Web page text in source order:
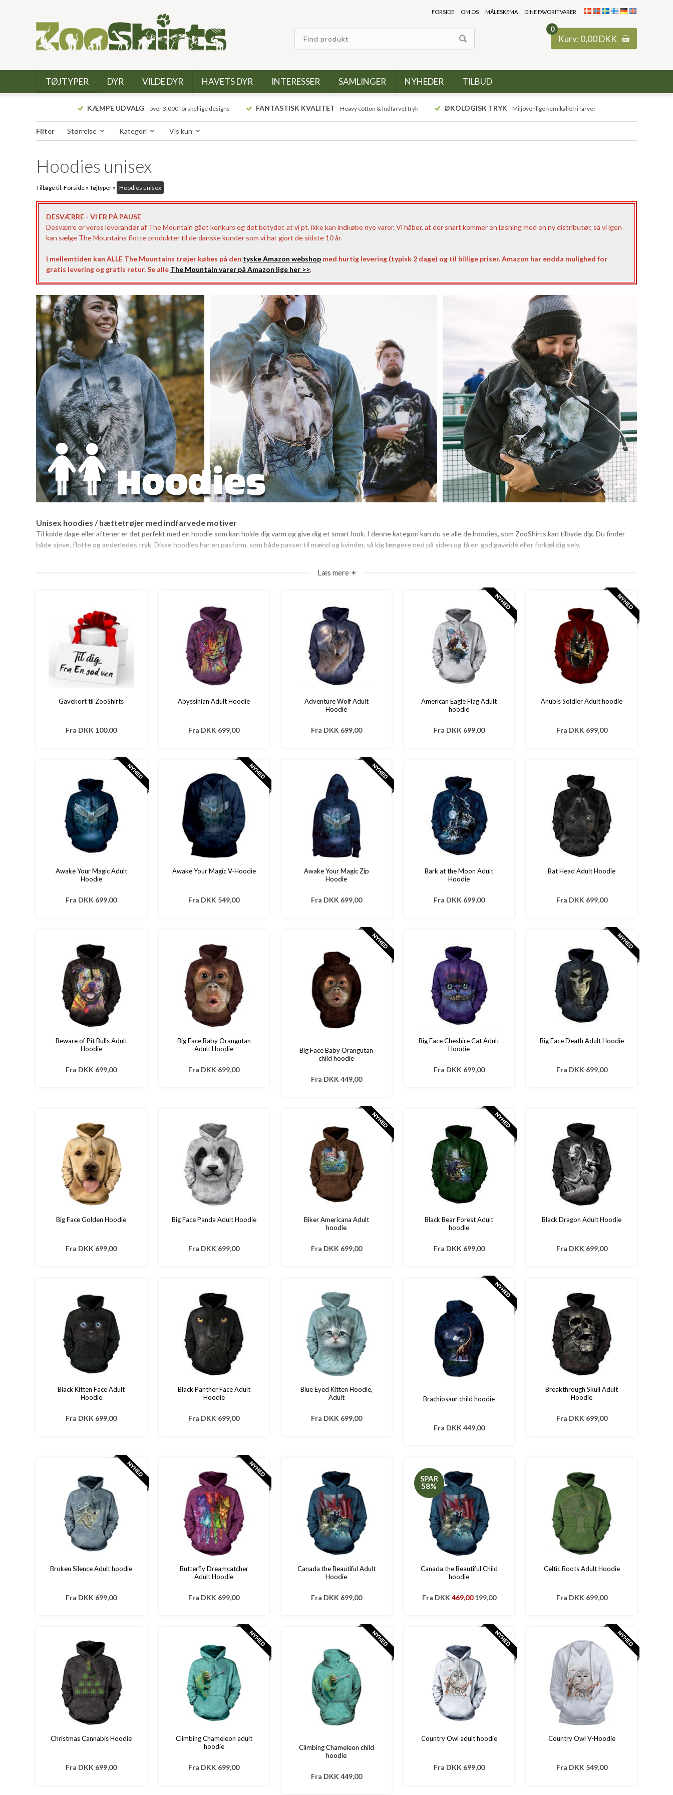
0
Kurv: 0,00DKK
FORSIDE OM OS MÅLESKEMA DINE FAVORITVARER
TØJTYPER DYR VILDE DYR HAVETS DYR INTERESSER SAMLINGER NYHEDER TILBUD
KÆMPE UDVALG over 3.000 forskellige designs FANTASTISK KVALITET Heavy cotton & indfarvet tryk ØKOLOGISK TRYK Miljøvenlige kemikaliefri farver
Filter Størrelse Kategori Vis kun
Hoodies unisex
Tilbage til:Forside » Tøjtyper » Hoodies unisex
DESVÆRRE - VI ER PÅ PAUSE
Desværre er vores leverandør af The Mountain gået konkurs og det betyder, at vi pt. ikke kan indkøbe nye varer. Vi håber, at der snart kommer en løsning med en ny distributør, så vi igen
kan sælge The Mountains flotte produkter til de danske kunder som vi har gjort de sidste 10 år.
I mellemtiden kan ALLE The Mountains trøjer købes på den tyske Amazon webshop med hurtig levering (typisk 2 dage) og til billige priser. Amazon har endda mulighed for
gratis levering og gratis retur. Se alle The Mountain varer på Amazon lige her >>.
Unisex hoodies / hættetrøjer med indfarvede motiver
Til kolde dage eller aftener er det perfekt med en hoodie som kan holde dig varm og give dig et smart look. I denne kategori kan du se alle de hoodies, som ZooShirts kan tilbyde dig. Du finder
både sjove, flotte og anderledes tryk. Disse hoodies har en pasform, som både passer til mænd og kvinder, så kig længere ned på siden og få en god gaveidé eller forkæl dig selv.
Læs mere +
Gavekort til ZooShirts
Fra DKK 100,00
Abyssinian Adult Hoodie
Fra DKK 699,00
Adventure Wolf Adult
Hoodie
Fra DKK 699,00
American Eagle Flag Adult
hoodie
Fra DKK 699,00
Anubis Soldier Adult hoodie
Fra DKK 699,00
Awake Your Magic Adult
Hoodie
Fra DKK 699,00
Awake Your Magic V-Hoodie
Fra DKK 549,00
Awake Your Magic Zip
Hoodie
Fra DKK 699,00
Bark at the Moon Adult
Hoodie
Fra DKK 699,00
Bat Head Adult Hoodie
Fra DKK 699,00
Beware of Pit Bulls Adult
Hoodie
Fra DKK 699,00
Big Face Baby Orangutan
Adult Hoodie
Fra DKK 699,00
Big Face Baby Orangutan
child hoodie
Fra DKK 449,00
Big Face Cheshire Cat Adult
Hoodie
Fra DKK 699,00
Big Face Death Adult Hoodie
Fra DKK 699,00
Big Face Golden Hoodie
Fra DKK 699,00
Big Face Panda Adult Hoodie
Fra DKK 699,00
Biker Americana Adult
hoodie
Fra DKK 699,00
Black Bear Forest Adult
hoodie
Fra DKK 699,00
Black Dragon Adult Hoodie
Fra DKK 699,00
Black Kitten Face Adult
Hoodie
Fra DKK 699,00
Black Panther Face Adult
Hoodie
Fra DKK 699,00
Blue Eyed Kitten Hoodie,
Adult
Fra DKK 699,00
Brachiosaur child hoodie
Fra DKK 449,00
Breakthrough Skull Adult
Hoodie
Fra DKK 699,00
Broken Silence Adult hoodie
Fra DKK 699,00
Butterfly Dreamcatcher
Adult Hoodie
Fra DKK 699,00
Canada the Beautiful Adult
Hoodie
Fra DKK 699,00
SPAR
58%
Canada the Beautiful Child
hoodie
Fra DKK469,00199,00
Celtic Roots Adult Hoodie
Fra DKK 699,00
Christmas Cannabis Hoodie
Fra DKK 699,00
Climbing Chameleon adult
hoodie
Fra DKK 699,00
Climbing Chameleon child
hoodie
Fra DKK 449,00
Country Owl adult hoodie
Fra DKK 699,00
Country Owl V-Hoodie
Fra DKK 549,00